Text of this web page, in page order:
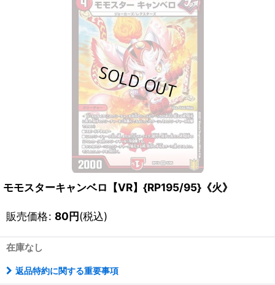
モモスターキャンベロ【VR】{RP195/95}《火》
販売価格: 80円(税込)
在庫なし
返品特約に関する重要事項